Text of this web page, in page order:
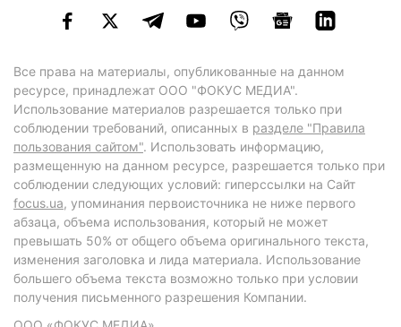
Все права на материалы, опубликованные на данном
ресурсе, принадлежат ООО "ФОКУС МЕДИА".
Использование материалов разрешается только при
соблюдении требований, описанных в разделе "Правила
пользования сайтом". Использовать информацию,
размещенную на данном ресурсе, разрешается только при
соблюдении следующих условий: гиперссылки на Сайт
focus.ua, упоминания первоисточника не ниже первого
абзаца, объема использования, который не может
превышать 50% от общего объема оригинального текста,
изменения заголовка и лида материала. Использование
большего объема текста возможно только при условии
получения письменного разрешения Компании.